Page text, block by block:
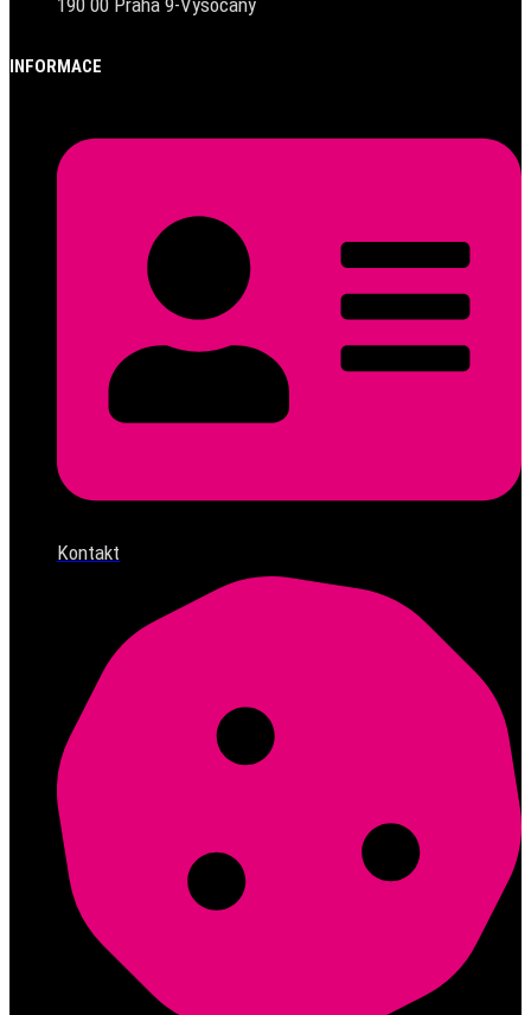
190 00 Praha 9-Vysočany
INFORMACE
Kontakt